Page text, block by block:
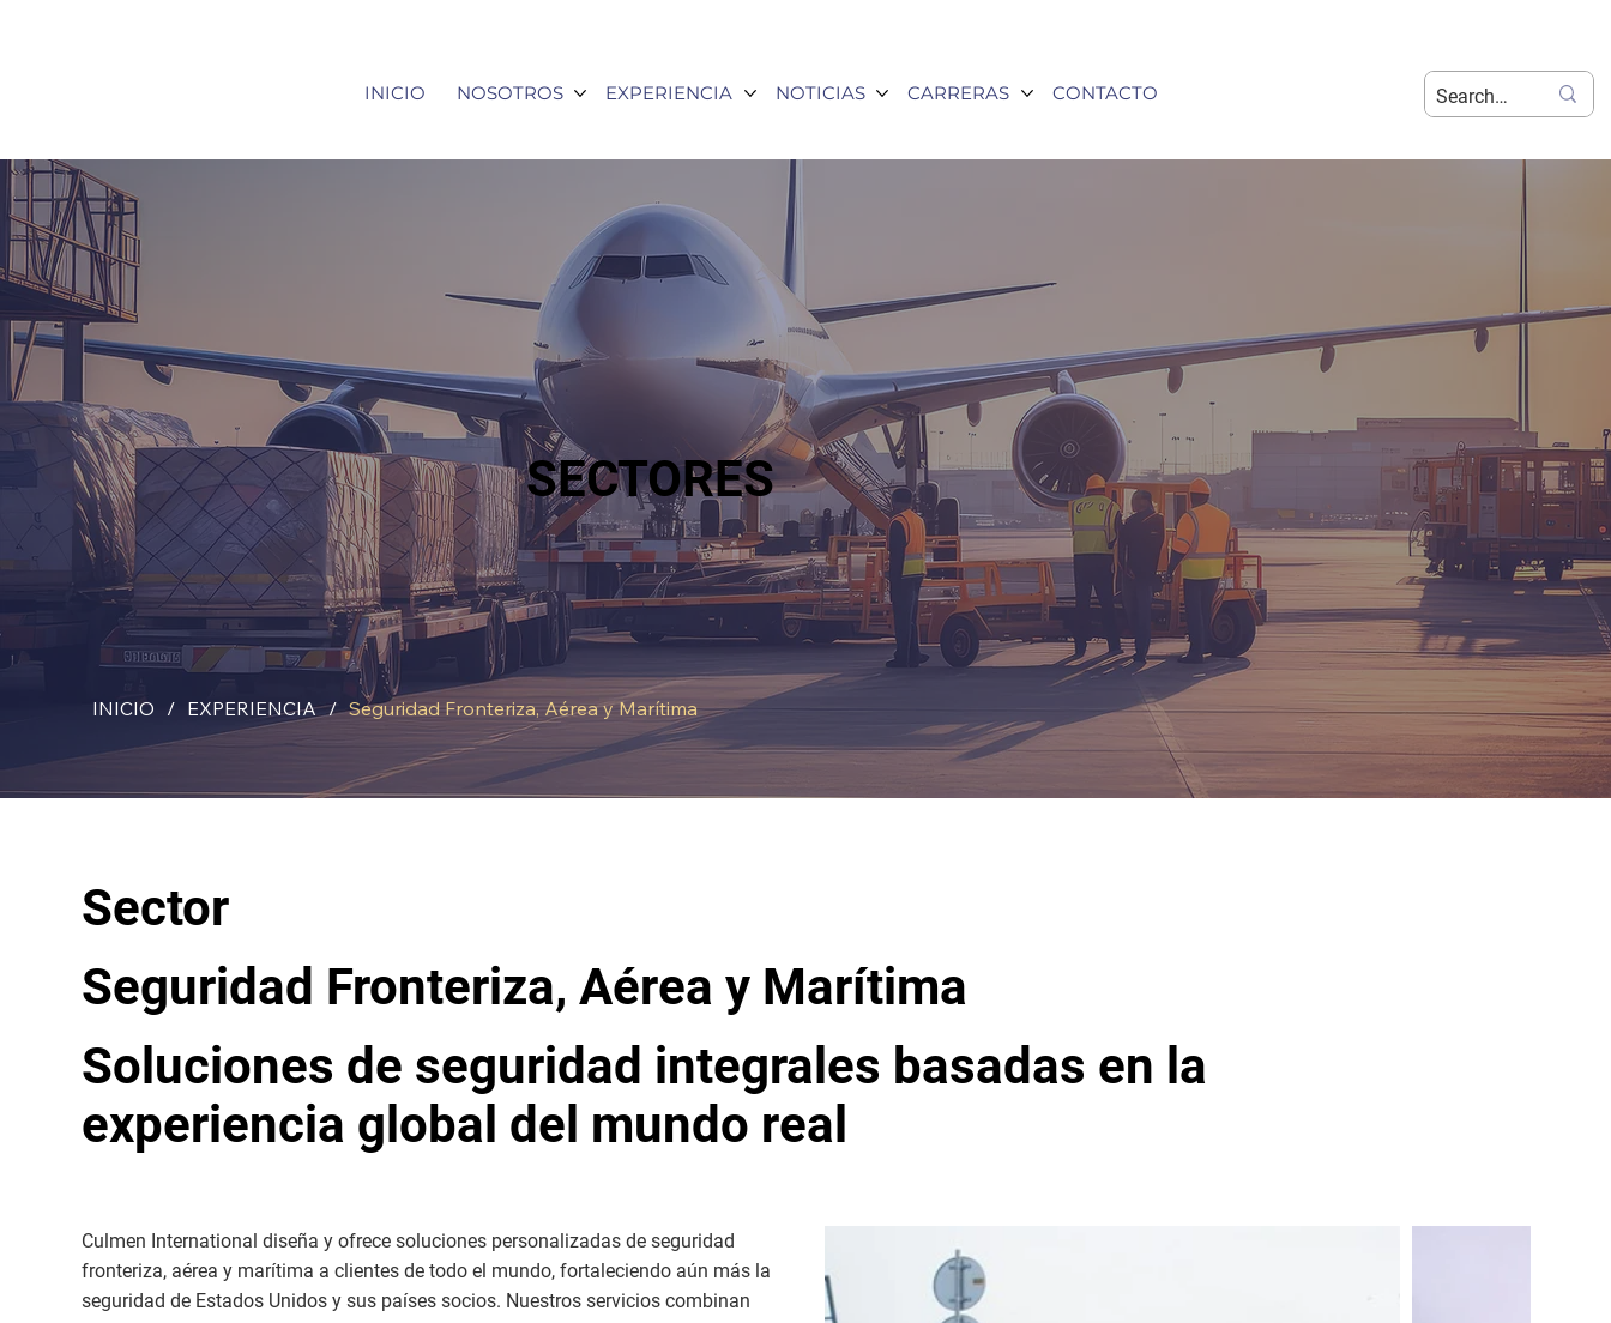
INICIO NOSOTROS EXPERIENCIA NOTICIAS CARRERAS CONTACTO
SECTORES
INICIO / EXPERIENCIA / Seguridad Fronteriza, Aérea y Marítima
Sector
Seguridad Fronteriza, Aérea y Marítima
Soluciones de seguridad integrales basadas en la
experiencia global del mundo real
Culmen International diseña y ofrece soluciones personalizadas de seguridad
fronteriza, aérea y marítima a clientes de todo el mundo, fortaleciendo aún más la
seguridad de Estados Unidos y sus países socios. Nuestros servicios combinan